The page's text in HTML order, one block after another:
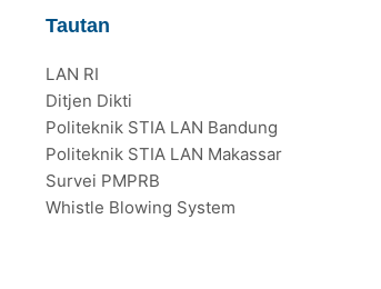
Tautan
LAN RI
Ditjen Dikti
Politeknik STIA LAN Bandung
Politeknik STIA LAN Makassar
Survei PMPRB
Whistle Blowing System